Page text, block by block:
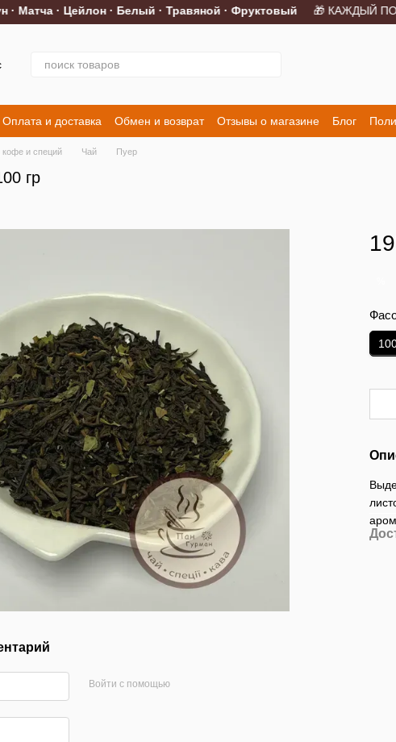
· Цейлон · Белый · Травяной · Фруктовый🎁 КАЖДЫЙ
Оплата и доставка Обмен и возврат Отзывы о магазине Блог
и специй Чай Пуер
гр
Войти с помощью